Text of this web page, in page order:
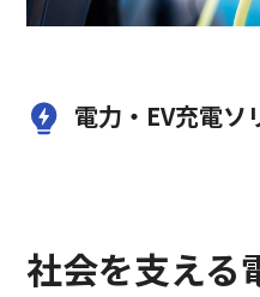
社会を支える
電力・EV充電ソ